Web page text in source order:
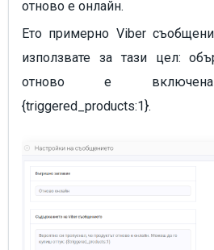
отново е онлайн.
Ето примерно Viber
използвате за тази цел:
отново е включена
{triggered_products:1}.